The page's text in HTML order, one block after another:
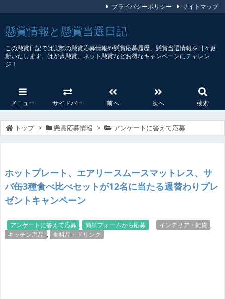
懸賞情報と懸賞当選日記
この懸賞日記では実際の懸賞応募情報や懸賞応募履歴、懸賞当選情報を日々更
新いたします。はがき懸賞、ネット懸賞などお得なキャンペーンにチャレン
ジ！
メニュー サイドバー 前へ 次へ 検索
プライバシーポリシー サイトマップ
トップ > 懸賞応募情報 > アンケートに答えて応募
ホットプレート、エアリースムースマットレス、サ
バ缶3種食べ比べセットが12名に当たる週替わりプレ
ゼントキャンペーン
アンケートに答えて応募 , 簡単フォームから応募 インテリア・雑貨 ,
キッチン用品 , 食料品・ドリンク